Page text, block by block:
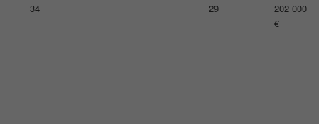
34
29
202 000
€